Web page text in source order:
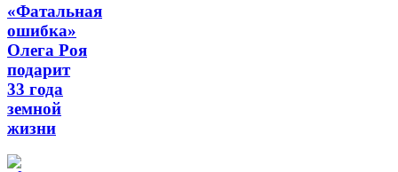
«Фатальная
ошибка»
Олега Роя
подарит
33 года
земной
жизни